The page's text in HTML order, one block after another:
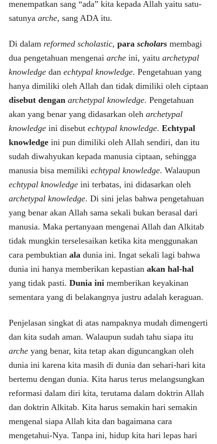
menempatkan sang “ada” kita kepada Allah yaitu satu-
satunya arche, sang ADA itu.
Di dalam reformed scholastic, para scholarsmembagi
dua pengetahuan mengenai arche ini, yaitu archetypal
knowledge danechtypal knowledge. Pengetahuan yang
hanya dimiliki oleh Allah dan tidak dimiliki oleh ciptaan
disebut dengan archetypal knowledge. Pengetahuan
akan yang benar yang didasarkan oleh archetypal
knowledge ini disebut echtypal knowledge. Echtypal
knowledge ini pun dimiliki oleh Allah sendiri, dan itu
sudah diwahyukan kepada manusia ciptaan, sehingga
manusia bisa memiliki echtypal knowledge. Walaupun
echtypal knowledge ini terbatas, ini didasarkan oleh
archetypal knowledge. Di sini jelas bahwa pengetahuan
yang benar akan Allah sama sekali bukan berasal dari
manusia. Maka pertanyaan mengenai Allah dan Alkitab
tidak mungkin terselesaikan ketika kita menggunakan
cara pembuktian aladunia ini. Ingat sekali lagi bahwa
dunia ini hanya memberikan kepastian akan hal-hal
yang tidak pasti. Dunia ini memberikan keyakinan
sementara yang di belakangnya justru adalah keraguan.
Penjelasan singkat di atas nampaknya mudah dimengerti
dan kita sudah aman. Walaupun sudah tahu siapa itu
archeyang benar, kita tetap akan diguncangkan oleh
dunia ini karena kita masih di dunia dan sehari-hari kita
bertemu dengan dunia. Kita harus terus melangsungkan
reformasi dalam diri kita, terutama dalam doktrin Allah
dan doktrin Alkitab. Kita harus semakin hari semakin
mengenal siapa Allah kita dan bagaimana cara
mengetahui-Nya. Tanpa ini, hidup kita hari lepas hari